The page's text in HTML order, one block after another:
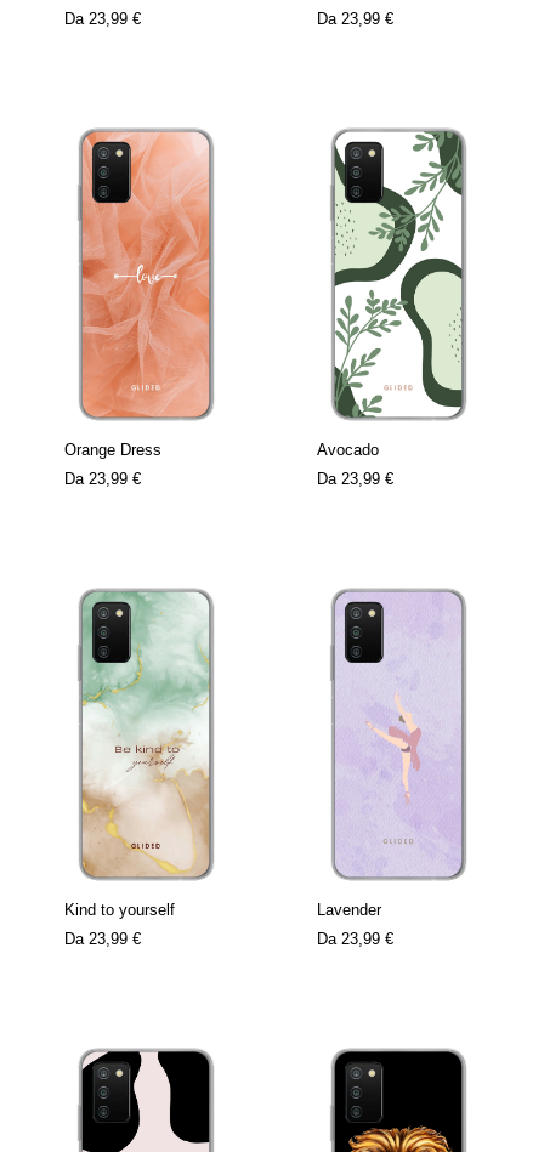
Da 23,99 €
Da 23,99 €
Orange Dress
Da 23,99 €
Avocado
Da 23,99 €
Kind to yourself
Da 23,99 €
Lavender
Da 23,99 €